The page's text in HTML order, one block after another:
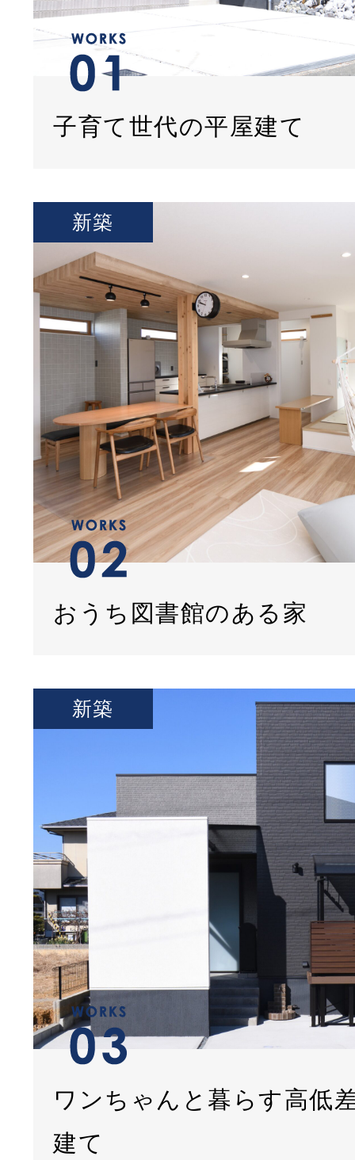
子育て世代の平屋建て
おうち図書館のある家
新築
ワンちゃんと暮らす高低
建て
新築